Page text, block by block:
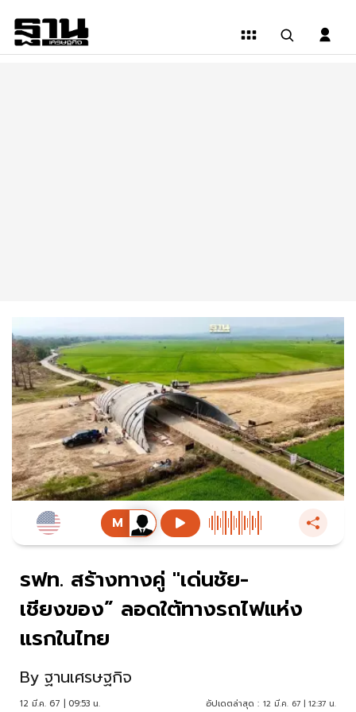
รฟท. สร้างทางคู่ "เด่นชัย-
เชียงของ” ลอดใต้ทางรถไฟแห่ง
แรกในไทย
By ฐานเศรษฐกิจ
12 มี.ค. 67 | 09:53 น. อัปเดตล่าสุด : 12 มี.ค. 67 | 12:37 น.